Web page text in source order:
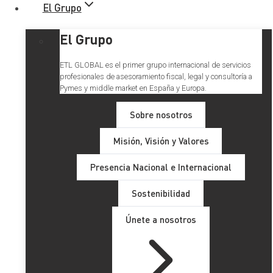
El Grupo
El Grupo
ETL GLOBAL es el primer grupo internacional de servicios
profesionales de asesoramiento fiscal, legal y consultoría a
Pymes y middle market en España y Europa.
Sobre nosotros
Misión, Visión y Valores
Presencia Nacional e Internacional
Sostenibilidad
Únete a nosotros
La valoración de las
operaciones vinculadas en las
sociedades profesionales